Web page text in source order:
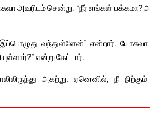
அவரிடம் சென்று, “நீர் எங்கள் பக்கமா?
வந்துள்ளேன்” என்றார். யோசுவா
என்று கேட்டார்.
அகற்று. ஏனெனில், நீ